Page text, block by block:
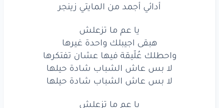
يا عم ما تزعلش
هبقىاجيبلكواحدة
واحطلكعُلّيقةفيهاعشانتفتكرها
بسعاش الشبابشادةحيلها
عاشالشباب
أدائي أجمد من المايتي زينجر
يا عم ما تزعلش
هبقى اجيبلك واحدة غيرها
واحطلك عُلّيقة فيها عشان تفتكرها
لا بس عاش الشباب شادة حيلها
لا بس عاش الشباب شادة حيلها
يا عم ما تزعلش